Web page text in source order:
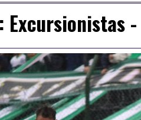
Excursionistas